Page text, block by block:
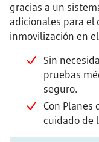
gracias a un
adicionales para el
inmovilización en
Sin
pruebas
seguro.
Con Planes
cuidado de